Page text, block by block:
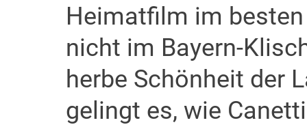
Heimatfilm im
nicht im Bayern-
herbe Schönheit der
gelingt es, wie